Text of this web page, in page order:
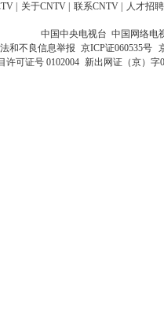
关于CNTV 联系CNTV 人才招聘
中国中央电视台 中国网络电
和不良信息举报 京ICP证060535号
许可证号 0102004 新出网证（京）